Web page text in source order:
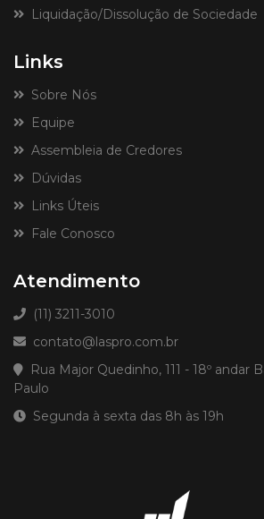
Liquidação/Dissolução de Sociedade
Links
Sobre Nós
Equipe
Assembleia de Credores
Dúvidas
Links Úteis
Fale Conosco
Atendimento
(11) 3211-3010
contato@laspro.com.br
Rua Major Quedinho, 111 - 18º andar
Paulo
Segunda à sexta das 8h às 19h